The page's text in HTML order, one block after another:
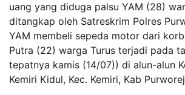
uang yang diduga palsu YAM (28)
ditangkap oleh Satreskrim Polres
YAM membeli sepeda motor dari
Putra (22) warga Turus terjadi pada
tepatnya kamis (14/07)) di alun-alun
Kemiri Kidul, Kec. Kemiri, Kab